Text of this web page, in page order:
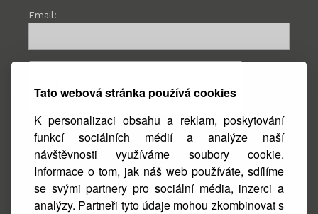
Tato webová stránka používá cookies
K personalizaci obsahu a reklam, poskytování
funkcí sociálních médií a analýze naší
návštěvnosti využíváme soubory cookie.
Informace o tom, jak náš web používáte, sdílíme
se svými partnery pro sociální média, inzerci a
analýzy. Partneři tyto údaje mohou zkombinovat s
Email:
Facebook
Instagram